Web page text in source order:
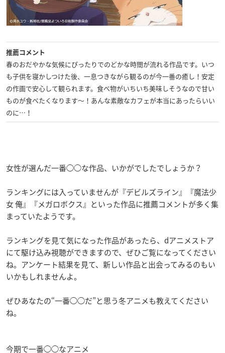
推薦コメント
春のおだやかな気候にぴったりでのどかな時間が流れる作品です。いつ
も子供を寝かしつけた後、一息つきながら観るのが今一番の癒し！安定
の作画で安心して観られます。食べ物がいちいち美味しそうなので甘い
ものが食べたくなります～！あんな素敵なカフェが本当にあったらいい
のに…！
女性が選んだ一番◯◯な作品、いかがでしたでしょうか？
ランキングには入っていませんが『デビルズライン』『魔法少
女 俺』『メガロボクス』といった作品に推薦コメントが多く集
まっていたようです。
ランキングを見て気になった作品があったら、dアニメストア
にて駆け込み視聴ができますので、ぜひご覧になってください
ね。アンケート結果を見て、新しい作品と出会ってみるのもい
いかもしれませんよ。
ぜひあなたの“一番◯◯だ”と思う冬アニメも教えてください
ね。
今期で一番◯◯なアニメ